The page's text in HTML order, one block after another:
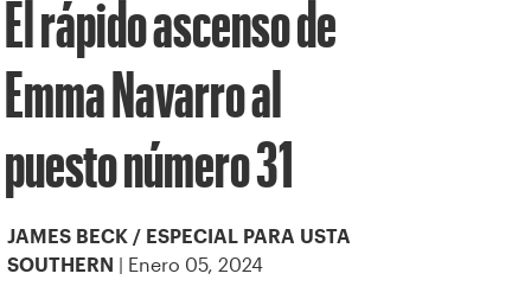
El rápido ascenso de
Emma Navarro al
puesto número 31
JAMES BECK / ESPECIAL PARA USTA
SOUTHERN | Enero 05, 2024